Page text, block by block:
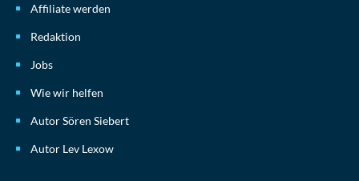
Affiliate werden
Redaktion
Jobs
Wie wir helfen
Autor Sören Siebert
Autor Lev Lexow